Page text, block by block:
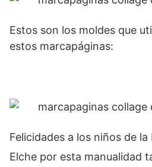
Estos son los moldes que
estos marcapáginas:
Felicidades a los niños de la
Elche por esta manualidad